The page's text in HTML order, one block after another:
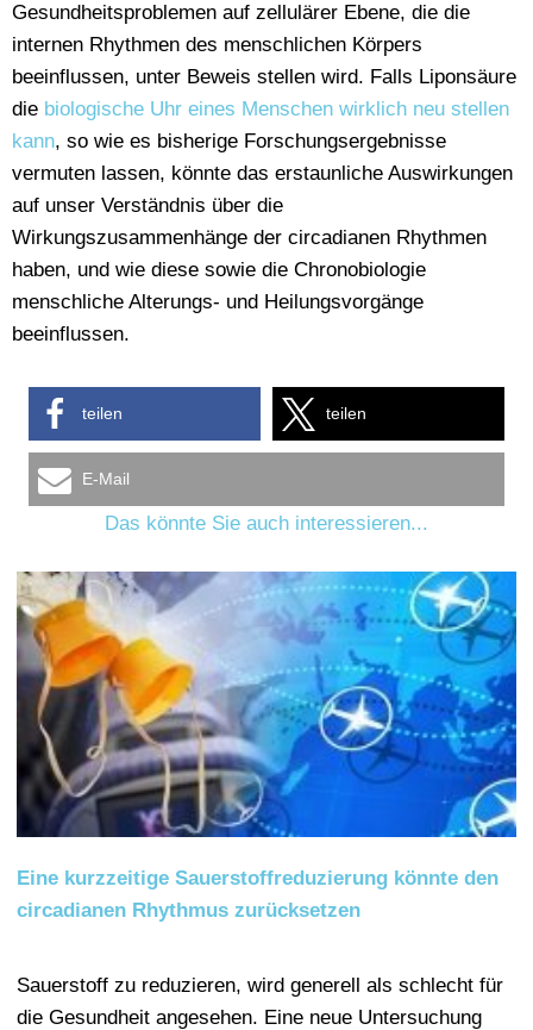
Gesundheitsproblemen auf zellulärer Ebene, die die
internen Rhythmen des menschlichen Körpers
beeinflussen, unter Beweis stellen wird. Falls Liponsäure
die biologische Uhr eines Menschen wirklich neu stellen
kann, so wie es bisherige Forschungsergebnisse
vermuten lassen, könnte das erstaunliche Auswirkungen
auf unser Verständnis über die
Wirkungszusammenhänge der circadianen Rhythmen
haben, und wie diese sowie die Chronobiologie
menschliche Alterungs- und Heilungsvorgänge
beeinflussen.
teilen teilen
E-Mail
Das könnte Sie auch interessieren...
Eine kurzzeitige Sauerstoffreduzierung könnte den
circadianen Rhythmus zurücksetzen
Sauerstoff zu reduzieren, wird generell als schlecht für
die Gesundheit angesehen. Eine neue Untersuchung